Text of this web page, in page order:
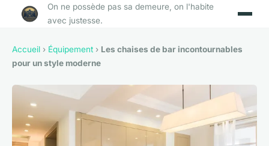
On ne possède pas sa demeure, on l'habite
avec justesse.
Accueil › Équipement › Les chaises de bar incontournables
pour un style moderne